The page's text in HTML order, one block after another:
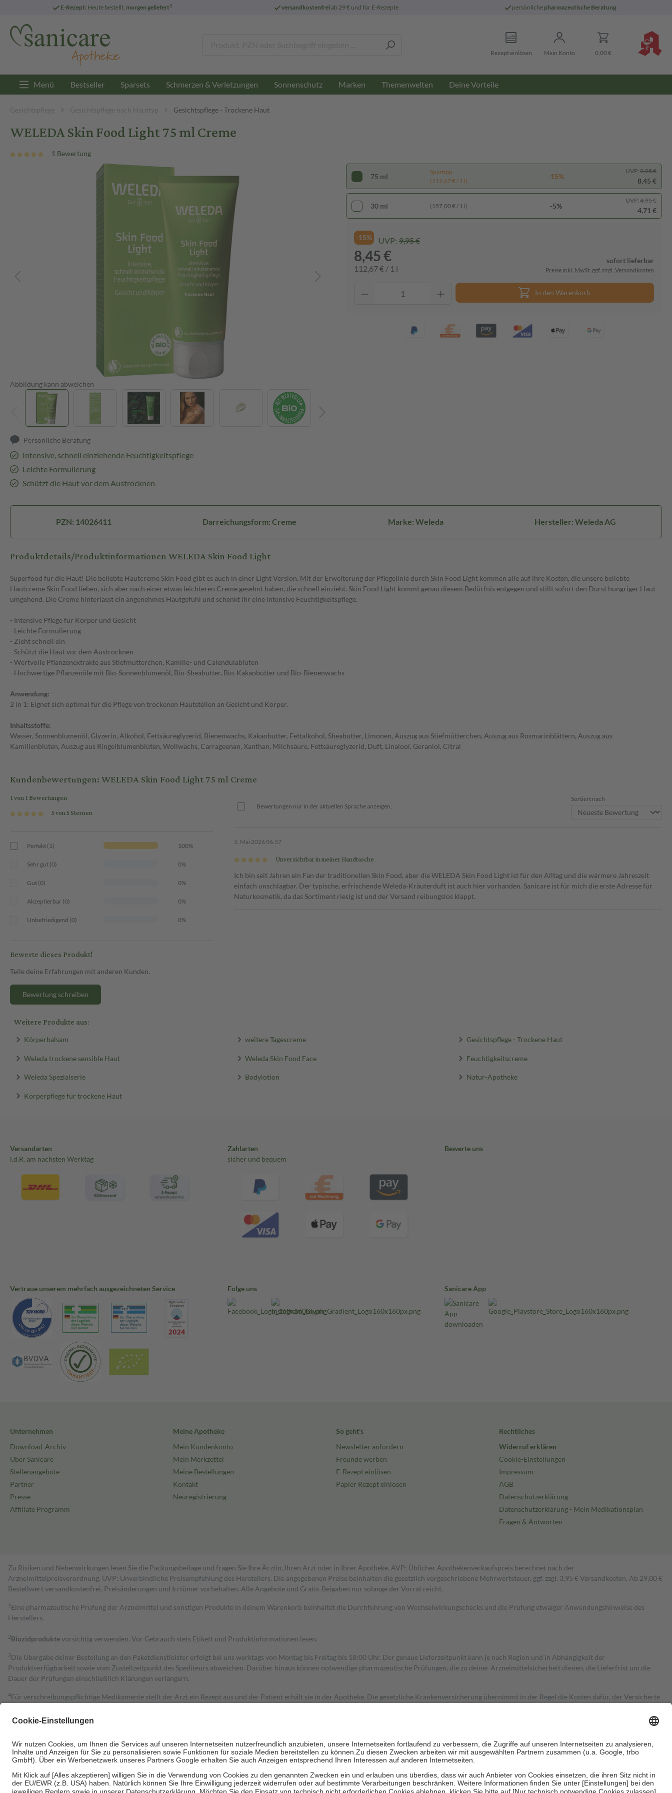
E-Rezept: Heute bestellt, morgen geliefert3 versandkostenfreiab 29 € und für E-Rezepte persönliche pharmazeutische Beratung
Rezept einlösen Mein Konto 0,00 €
Menü Bestseller Sparsets Schmerzen & Verletzungen Sonnenschutz Marken Themenwelten Deine Vorteile
Gesichtspflege Gesichtspflege nach Hauttyp Gesichtspflege - Trockene Haut
WELEDA Skin Food Light 75 ml Creme
1 Bewertung
Abbildung kann abweichen
Persönliche Beratung
Intensive, schnell einziehende Feuchtigkeitspflege
Leichte Formulierung
Schützt die Haut vor dem Austrocknen
75 ml
Spartipp
(112,67 € / 1 l)
-15%
UVP: 9,95 €
8,45 €
30 ml (157,00 € / 1 l) -5%
UVP: 4,95 €
4,71 €
-15% UVP: 9,95 €
8,45 €
112,67 € / 1 l
sofort lieferbar
Preise inkl. MwSt. ggf. zzgl. Versandkosten
In den Warenkorb
PZN: 14026411 Darreichungsform: Creme Marke: Weleda Hersteller: Weleda AG
Produktdetails/Produktinformationen WELEDA Skin Food Light
Superfood für die Haut! Die beliebte Hautcreme Skin Food gibt es auch in einer Light Version. Mit der Erweiterung der Pflegelinie durch Skin Food Light kommen alle auf ihre Kosten, die unsere beliebte
Hautcreme Skin Food lieben, sich aber nach einer etwas leichteren Creme gesehnt haben, die schnell einzieht. Skin Food Light kommt genau diesem Bedürfnis entgegen und stillt sofort den Durst hungriger Haut
umgehend. Die Creme hinterlässt ein angenehmes Hautgefühl und schenkt ihr eine intensive Feuchtigkeitspflege.
- Intensive Pflege für Körper und Gesicht
- Leichte Formulierung
- Zieht schnell ein
- Schützt die Haut vor dem Austrocknen
- Wertvolle Pflanzenextrakte aus Stiefmütterchen, Kamille- und Calendulablüten
- Hochwertige Pflanzenöle mit Bio-Sonnenblumenöl, Bio-Sheabutter, Bio-Kakaobutter und Bio-Bienenwachs
Anwendung:
2 in 1: Eignet sich optimal für die Pflege von trockenen Hautstellen an Gesicht und Körper.
Inhaltsstoffe:
Wasser, Sonnenblumenöl, Glyzerin, Alkohol, Fettsäureglyzerid, Bienenwachs, Kakaobutter, Fettalkohol, Sheabutter, Limonen, Auszug aus Stiefmütterchen, Auszug aus Rosmarinblättern, Auszug aus
Kamillenblüten, Auszug aus Ringelblumenblüten, Wollwachs, Carrageenan, Xanthan, Milchsäure, Fettsäureglyzerid, Duft, Linalool, Geraniol, Citral
Kundenbewertungen: WELEDA Skin Food Light 75 ml Creme
1 von 1 Bewertungen
5 von 5 Sternen
Perfekt (1) 100%
Sehr gut (0) 0%
Gut (0) 0%
Akzeptierbar (0) 0%
Unbefriedigend (0) 0%
Bewerte dieses Produkt!
Teile deine Erfahrungen mit anderen Kunden.
Bewertung schreiben
Bewertungen nur in der aktuellen Sprache anzeigen.
Sortiert nach
5. Mai 2026 06:57
Unverzichtbar in meiner Handtasche
Ich bin seit Jahren ein Fan der traditionellen Skin Food, aber die WELEDA Skin Food Light ist für den Alltag und die wärmere Jahreszeit
einfach unschlagbar. Der typische, erfrischende Weleda-Kräuterduft ist auch hier vorhanden. Sanicare ist für mich die erste Adresse für
Naturkosmetik, da das Sortiment riesig ist und der Versand reibungslos klappt.
Weitere Produkte aus:
Körperbalsam weitere Tagescreme Gesichtspflege - Trockene Haut
Weleda trockene sensible Haut Weleda Skin Food Face Feuchtigkeitscreme
Weleda Spezialserie Bodylotion Natur-Apotheke
Körperpflege für trockene Haut
Versandarten
i.d.R. am nächsten Werktag
Zahlarten
sicher und bequem
Bewerte uns
Vertraue unserem mehrfach ausgezeichneten Service Folge uns Sanicare App
Unternehmen
Download-Archiv
Über Sanicare
Stellenangebote
Partner
Presse
Affiliate Programm
Meine Apotheke
Mein Kundenkonto
Mein Merkzettel
Meine Bestellungen
Kontakt
Neuregistrierung
So geht's
Newsletter anfordern
Freunde werben
E-Rezept einlösen
Papier Rezept einlösen
Rechtliches
Widerruf erklären
Cookie-Einstellungen
Impressum
AGB
Datenschutzerklärung
Datenschutzerklärung - Mein Medikationsplan
Fragen & Antworten
Zu Risiken und Nebenwirkungen lesen Sie die Packungsbeilage und fragen Sie Ihre Ärztin, Ihren Arzt oder in Ihrer Apotheke. AVP: Üblicher Apothekenverkaufspreis berechnet nach der
Arzneimittelpreisverordnung. UVP: Unverbindliche Preisempfehlung des Herstellers. Die angegebenen Preise beinhalten die gesetzlich vorgeschriebene Mehrwertsteuer, ggf. zzgl. 3,95 € Versandkosten. Ab 29,00 €
Bestell­wert versand­kosten­frei. Preisänderungen und Irrtümer vorbehalten. Alle Angebote und Gratis-Beigaben nur solange der Vorrat reicht.
1 Eine pharmazeutische Prüfung der Arzneimittel und sonstigen Produkte in deinem Warenkorb beinhaltet die Durchführung von Wechselwirkungschecks und die Prüfung etwaiger Anwendungshinweise des
Herstellers.
2Biozidproduktevorsichtig verwenden. Vor Gebrauch stets Etikett und Produktinformationen lesen.
3Die Übergabe deiner Bestellung an den Paketdienstleister erfolgt bei uns werktags von Montag bis Freitag bis 18:00 Uhr. Der genaue Lieferzeitpunkt kann je nach Region und in Abhängigkeit der
Produktverfügbarkeit sowie vom Zustellzeitpunkt des Spediteurs abweichen. Darüber hinaus können notwendige pharmazeutische Prüfungen, die zu deiner Arzneimittelsicherheit dienen, die Lieferfrist um die
Dauer der Prüfungen einschließlich Klärungen verlängern.
4Für verschreibungspflichtige Medikamente stellt der Arzt ein Rezept aus und der Patient erhält sie in der Apotheke. Die gesetzliche Krankenversicherung übernimmt in der Regel die Kosten dafür, der Versicherte
Grundsätzlich leisten Mitglieder Zuzahlungen in Höhe von zehn Prozent des Abgabepreises,
Es sind jedoch nie mehr als die tatsächlichen Kosten der Leistung
Bei Heilmitteln und häuslicher Krankenpflege beträgt die Zuzahlung zehn Prozent der Kosten sowie zehn Euro je Verordnung.
Um das Engagement der Versicherten für ihre eigene Gesundheit zu stärken und die besondere Stellung der Familie zu unterstützen, fallenkeine Zuzahlungen
• Untersuchungen zur Vorsorge und Früherkennung, die von der GKV getragen werden
• empfohlenen Schutzimpfungen